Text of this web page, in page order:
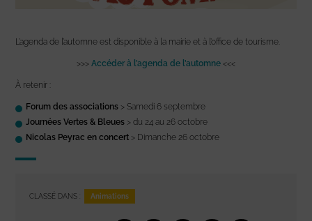
L’agenda de l’automne est disponible à la mairie et à l’office de tourisme.
>>> Accéderà l’agenda de l’automne <<<
À retenir :
Forum des associations > Samedi 6 septembre
Journées Vertes & Bleues > du 24 au 26 octobre
Nicolas Peyrac en concert > Dimanche 26 octobre
CLASSÉ DANS : Animations